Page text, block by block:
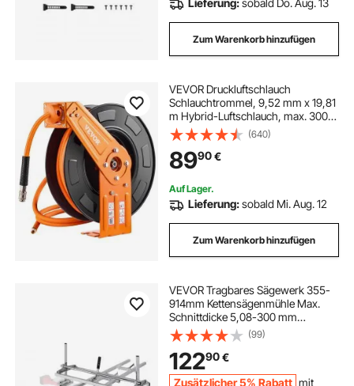
Lieferung:sobald Do. Aug. 13
Zum Warenkorb hinzufügen
VEVOR Druckluftschlauch
Schlauchtrommel, 9,52 mm x 19,81
m Hybrid-Luftschlauch, max. 300
PSI, Schlauchaufroller mit
automatischem Aufrollen &
Zuleitung, für
Decken-/Wandmontage für
Werkstatt & Garage
(640)
8990€
Auf Lager.
Lieferung:sobald Mi. Aug. 12
Zum Warenkorb hinzufügen
VEVOR Tragbares Sägewerk 355-
914mm Kettensägenmühle Max.
Schnittdicke 5,08-300 mm
Kettensägewerk mit
2745x241x108,4mm
Führungsschiene Geeignet für eine
Vielzahl von
(99)
12290€
Zusätzlicher 5% Rabatt mit